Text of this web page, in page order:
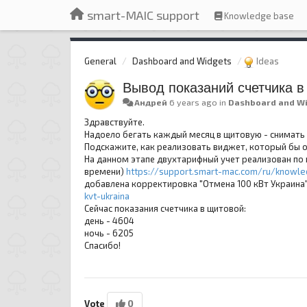
smart-MAIC support Knowledge base
General Dashboard and Widgets Ideas
Вывод показаний счетчика
Андрей 6 years ago in Dashboard and
Здравствуйте.
Надоело бегать каждый месяц в щитовую - снимать
Подскажите, как реализовать виджет, который бы
На данном этапе двухтарифный учет реализован
времени) https://support.smart-mac.com/ru/
добавлена корректировка "Отмена 100 кВт
kvt-ukraina
Сейчас показания счетчика в щитовой:
день - 4604
ночь - 6205
Спасибо!
Vote 0